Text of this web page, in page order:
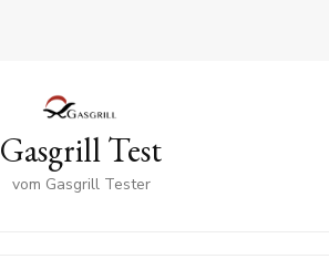
Gasgrill Test
vom Gasgrill Tester